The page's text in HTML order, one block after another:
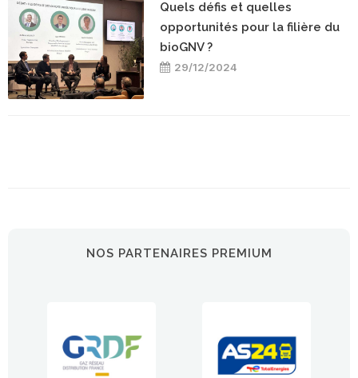
Quels défis et quelles
opportunités pour la filière du
bioGNV ?
29/12/2024
NOS PARTENAIRES PREMIUM